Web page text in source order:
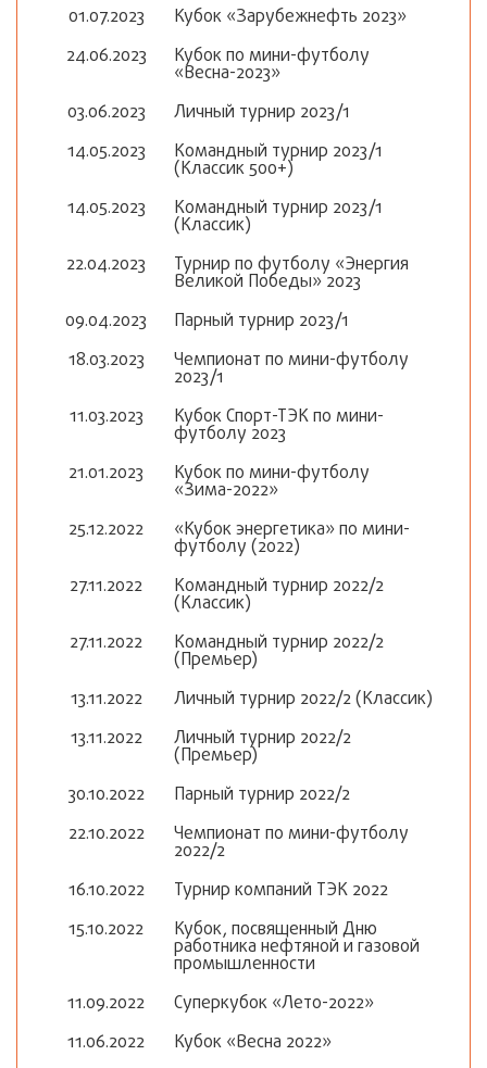
01.07.2023
Кубок «Зарубежнефть 2023»
24.06.2023
Кубок по мини-футболу
«Весна-2023»
03.06.2023
Личный турнир 2023/1
14.05.2023
Командный турнир 2023/1
(Классик 500+)
14.05.2023
Командный турнир 2023/1
(Классик)
22.04.2023
Турнир по футболу «Энергия
Великой Победы» 2023
09.04.2023
Парный турнир 2023/1
18.03.2023
Чемпионат по мини-футболу
2023/1
11.03.2023
Кубок Спорт-ТЭК по мини-
футболу 2023
21.01.2023
Кубок по мини-футболу
«Зима-2022»
25.12.2022
«Кубок энергетика» по мини-
футболу (2022)
27.11.2022
Командный турнир 2022/2
(Классик)
27.11.2022
Командный турнир 2022/2
(Премьер)
13.11.2022
Личный турнир 2022/2 (Классик)
13.11.2022
Личный турнир 2022/2
(Премьер)
30.10.2022
Парный турнир 2022/2
22.10.2022
Чемпионат по мини-футболу
2022/2
16.10.2022
Турнир компаний ТЭК 2022
15.10.2022
Кубок, посвященный Дню
работника нефтяной и газовой
промышленности
11.09.2022
Суперкубок «Лето-2022»
11.06.2022
Кубок «Весна 2022»